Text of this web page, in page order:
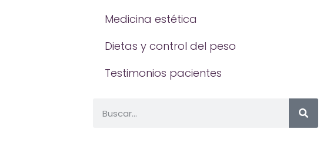
Medicina estética
Dietas y control del peso
Testimonios pacientes